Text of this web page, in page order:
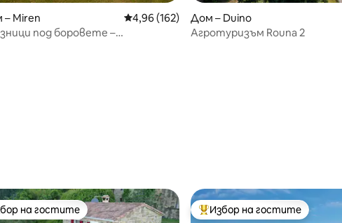
5 от 5, 22 отзива
Miren Средна оценка: 4,96 от 5, 162 отзива
4,96 (162)
под боровете –
Дом – Duino
Агротуризъм Rouna 2
на гостите
на гостите Най-популярен избор на
Избор на гостите